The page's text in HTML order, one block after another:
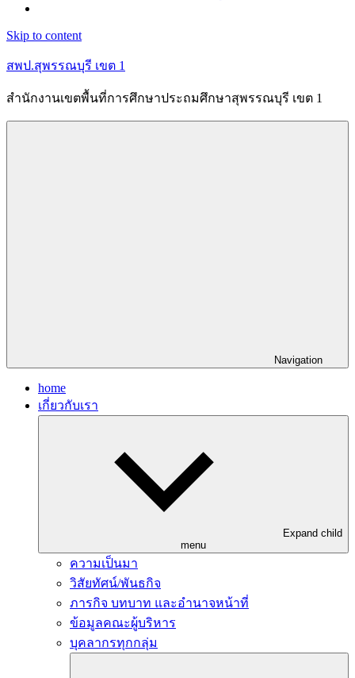
Skip to content
สพป.สุพรรณบุรี เขต 1
สำนักงานเขตพื้นที่การศึกษาประถมศึกษาสุพรรณบุรี เขต 1
Navigation
home
เกี่ยวกับเรา
Expand child
menu
ความเป็นมา
วิสัยทัศน์/พันธกิจ
ภารกิจ บทบาท และอำนาจหน้าที่
ข้อมูลคณะผู้บริหาร
บุคลากรทุกกลุ่ม